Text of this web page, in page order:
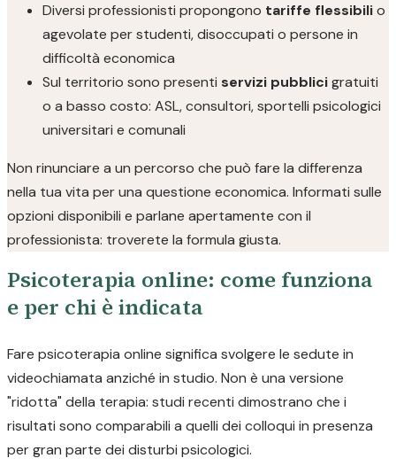
Diversi professionisti propongono tariffe flessibilio
agevolate per studenti, disoccupati o persone in
difficoltà economica
Sul territorio sono presenti servizi pubblicigratuiti
o a basso costo: ASL, consultori, sportelli psicologici
universitari e comunali
Non rinunciare a un percorso che può fare la differenza
nella tua vita per una questione economica. Informati sulle
opzioni disponibili e parlane apertamente con il
professionista: troverete la formula giusta.
Psicoterapia online: come funziona
e per chi è indicata
Fare psicoterapia online significa svolgere le sedute in
videochiamata anziché in studio. Non è una versione
"ridotta" della terapia: studi recenti dimostrano che i
risultati sono comparabili a quelli dei colloqui in presenza
per gran parte dei disturbi psicologici.